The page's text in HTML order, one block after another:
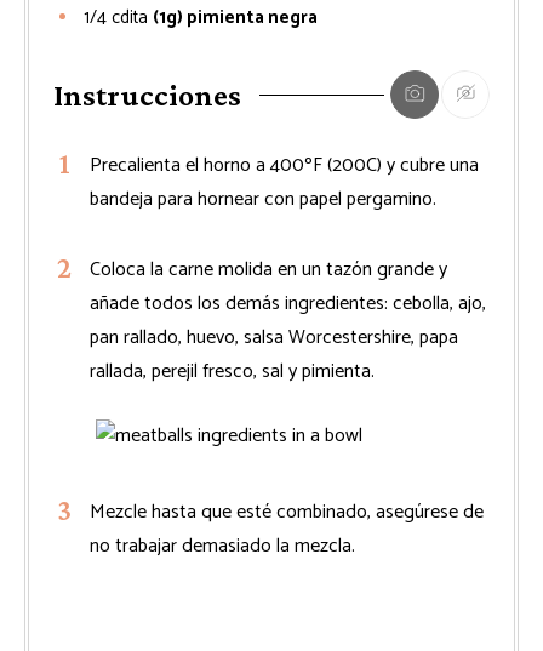
1/4cdita (1g) pimienta negra
Instrucciones
Precalienta el horno a 400ºF (200C) y cubre una
bandeja para hornear con papel pergamino.
Coloca la carne molida en un tazón grande y
añade todos los demás ingredientes: cebolla, ajo,
pan rallado, huevo, salsa Worcestershire, papa
rallada, perejil fresco, sal y pimienta.
Mezcle hasta que esté combinado, asegúrese de
no trabajar demasiado la mezcla.